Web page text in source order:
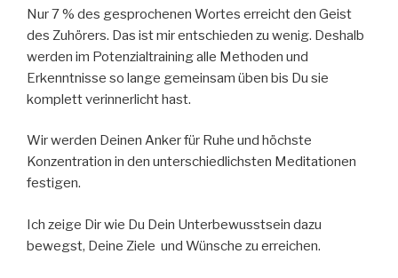
Nur 7 % des gesprochenen Wortes erreicht den Geist
des Zuhörers. Das ist mir entschieden zu wenig. Deshalb
werden im Potenzialtraining alle Methoden und
Erkenntnisse so lange gemeinsam üben bis Du sie
komplett verinnerlicht hast.
Wir werden Deinen Anker für Ruhe und höchste
Konzentration in den unterschiedlichsten Meditationen
festigen.
Ich zeige Dir wie Du Dein Unterbewusstsein dazu
bewegst, Deine Ziele und Wünsche zu erreichen.